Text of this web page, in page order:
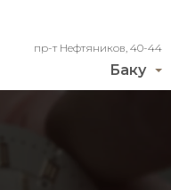
Баку
пр-т Нефтяников, 40-44